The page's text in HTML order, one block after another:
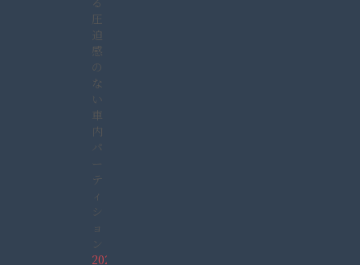
圧
迫
感
の
な
い
車
内
パ
ー
テ
ィ
シ
ョ
ン
2022